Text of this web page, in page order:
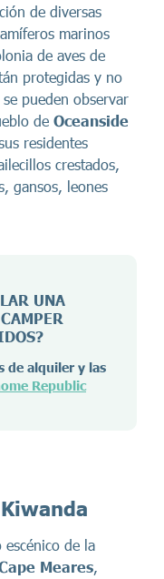
de diversas
marinos
de aves de
protegidas y no
pueden observar
de Oceanside
residentes
crestados,
gansos, leones
UNA
de alquiler y las
Republic
de la
Meares,